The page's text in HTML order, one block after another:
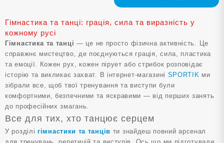
Гімнастика та танці: грація, сила та виразність у
кожному русі
Гімнастика та танці — це не просто фізична активність. Це
справжнє мистецтво, де поєднуються грація, сила, пластика
та емоції. Кожен рух, кожен пірует або стрибок розповідає
історію та викликає захват. В інтернет-магазині SPORTIK ми
зібрали все, щоб твої тренування та виступи були
комфортними, безпечними та яскравими — від перших занять
до професійних змагань.
Все для тих, хто танцює серцем
У розділі гімнастики та танців ти знайдеш повний арсенал